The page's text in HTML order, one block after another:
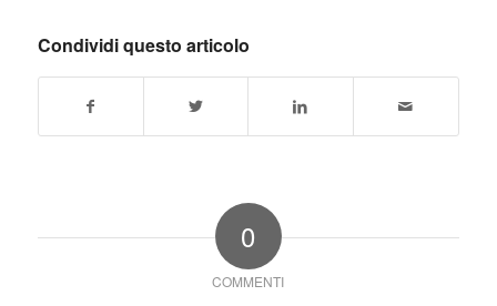
Condividi questo articolo
0
COMMENTI